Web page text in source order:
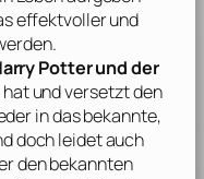
effektvoller und
Potter und der
und versetzt den
in das bekannte,
doch leidet auch
den bekannten